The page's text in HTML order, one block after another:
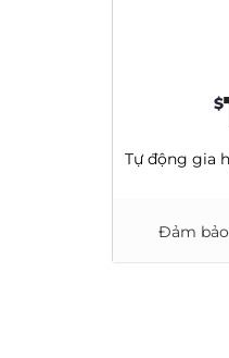
$
Tự động gia
Đảm